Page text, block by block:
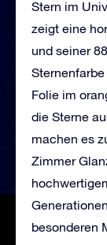
Stern im
zeigt eine
und seiner
Folie im
die Sterne
machen es
Zimmer
besonderen